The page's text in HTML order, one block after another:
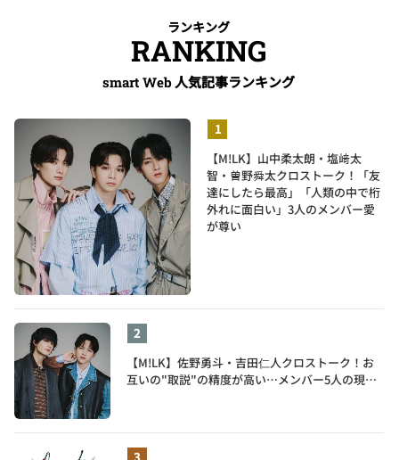
ランキング
RANKING
smart Web 人気記事ランキング
【M!LK】山中柔太朗・塩﨑太
智・曽野舜太クロストーク！「友
達にしたら最高」「人類の中で桁
外れに面白い」3人のメンバー愛
が尊い
【M!LK】佐野勇斗・吉田仁人クロストーク！お
互いの"取説"の精度が高い…メンバー5人の現在